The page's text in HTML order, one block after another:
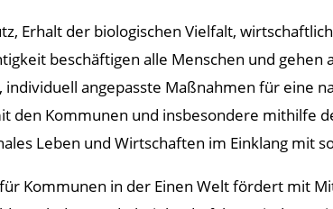
Erhalt der biologischen Vielfalt,
beschäftigen alle Menschen und
angepasste Maßnahmen für eine
den Kommunen und insbesondere mithilfe
Leben und Wirtschaften im Einklang mit
Kommunen in der Einen Welt fördert mit